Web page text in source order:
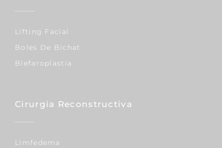
Lífting Facial
Boles De Bichat
Blefaroplastia
Cirurgia Reconstructiva
Limfedema